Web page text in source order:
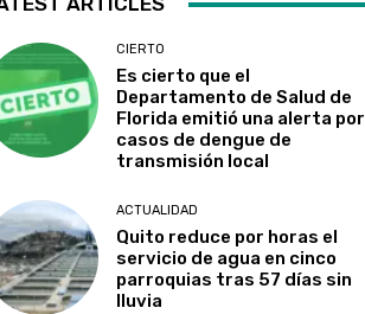
CIERTO
Es cierto que el
Departamento de Salud de
Florida emitió una alerta por
casos de dengue de
transmisión local
ACTUALIDAD
Quito reduce por horas el
servicio de agua en cinco
parroquias tras 57 días sin
lluvia